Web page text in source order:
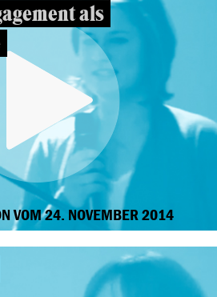
als
VOM 24. NOVEMBER 2014